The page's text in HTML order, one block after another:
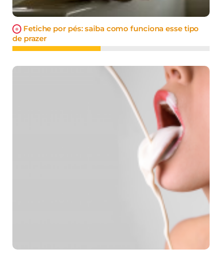
Fetiche por pés: saiba como funciona esse tipo
de prazer